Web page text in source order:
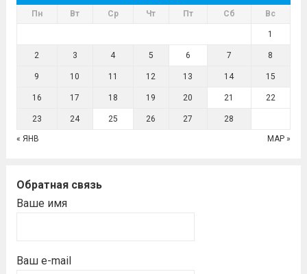
Пн Вт Ср Чт Пт Сб Вс
1
2 3 4 5 6 7 8
9 10 11 12 13 14 15
16 17 18 19 20 21 22
23 24 25 26 27 28
« ЯНВ МАР »
Обратная связь
Ваше имя
Ваш e-mail